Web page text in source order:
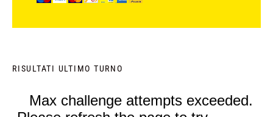
RISULTATI ULTIMO TURNO